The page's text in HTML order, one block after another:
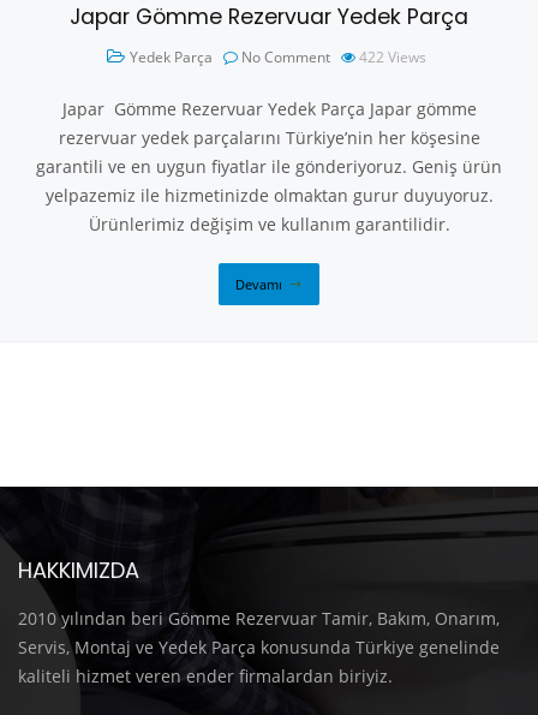
Japar Gömme Rezervuar Yedek Parça
Yedek Parça No Comment 422 Views
Japar Gömme Rezervuar Yedek Parça Japar gömme
rezervuar yedek parçalarını Türkiye’nin her köşesine
garantili ve en uygun fiyatlar ile gönderiyoruz. Geniş ürün
yelpazemiz ile hizmetinizde olmaktan gurur duyuyoruz.
Ürünlerimiz değişim ve kullanım garantilidir.
Devamı
HAKKIMIZDA
2010 yılından beri Gömme Rezervuar Tamir, Bakım, Onarım,
Servis, Montaj ve Yedek Parça konusunda Türkiye genelinde
kaliteli hizmet veren ender firmalardan biriyiz.